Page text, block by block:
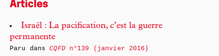
Articles
Israël : La pacification, c’est la guerre
permanente
Paru dansCQFDn°139 (janvier 2016)